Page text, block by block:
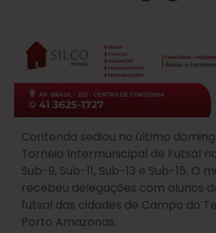
Contenda sediou no último
Torneio Intermunicipal de Futsal
Sub-9, Sub-11, Sub-13 e Sub-15. O
recebeu delegações com alunos
futsal das cidades de Campo do
Porto Amazonas.